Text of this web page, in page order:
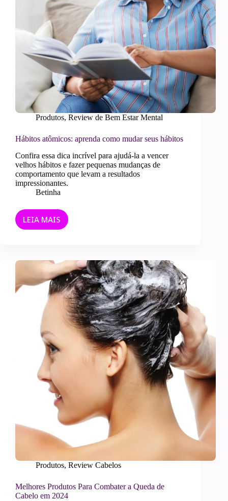
Produtos, Review de Bem Estar Mental
Hábitos atômicos: aprenda como mudar seus hábitos
Confira essa dica incrível para ajudá-la a vencer
velhos hábitos e fazer pequenas mudanças de
comportamento que levam a resultados
impressionantes.
Betinha
LEIA MAIS
HÁBITOS
MUDAR
SEUS
HÁBITOS
Produtos, Review Cabelos
Melhores Produtos Para Combater a Queda de
Cabelo em 2024